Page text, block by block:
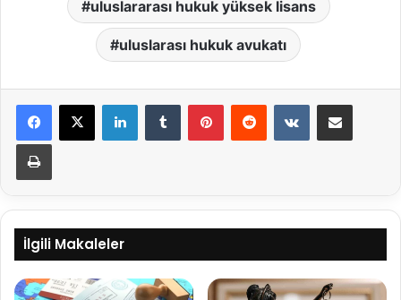
uluslararası hukuk yüksek lisans
uluslarası hukuk avukatı
LinkedInTumblr PinterestReddit VKontakteE-Posta ile paylaş
Yazdır
İlgili Makaleler